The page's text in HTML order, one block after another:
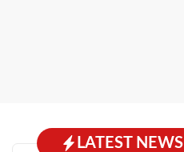
LATEST NEWS